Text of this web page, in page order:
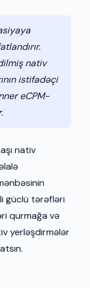
nativ
istifadəçi
eCPM-
nativ
güclü tərəfləri
qurmağa və
yerləşdirmələr